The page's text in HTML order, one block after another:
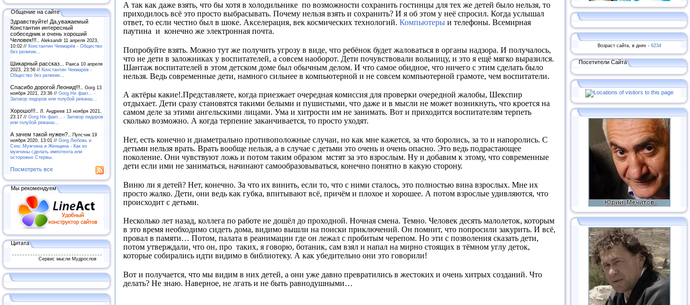
Общение на сайте
Здравствуйте! Да,уважаемый
Константин интересный
собеседник и очень хороший
Человек!!!.. Aleksandr 11 апреля 2023,
10:02 // Константин Чекмарёв - Общество
без религии...
Шикарный рассказ... Раиса 10 апреля
2023, 23:56 // Константин Чекмарёв -
Общество без религии...
Спасибо дорогой Леонид!!!.. Gorg 13
ноября 2021, 23:36 // Gorg.Не факт... -
Заговор пидоров или голубой реванш…
Хорошо!!!..
Л. Андреев 13 ноября 2021,
23:17 // Gorg.Не факт... - Заговор пидоров
или голубой реванш…
А зачем такой нужен?.. Пупсчик 19
ноября 2020, 13:01 // Gorg.Любовь и
Секс.Мужчина и Женщина - Как из
мужчины сделать импотента или
осторожно Стервы.
Посмотреть все
Мы рекомендуем
Цитата
Сервис мысли Мудрослов
А так как даже взять, что бы хотя в холодильнике по возможности сохранить гостинцы для тех же детей было нельзя, то
приходилось всё это просто выбрасывать. Почему нельзя взять и сохранить? И я об этом у неё спросил. Когда услышал
ответ, то если честно был в шоке. Акселерация, век космических технологий. Компьютеры и телефоны. Всемирная
паутина и конечно же электронная почта.
Попробуйте взять. Можно тут же получить угрозу в виде, что ребёнок будет жаловаться в органы надзора. И получалось,
что не дети в заложниках у воспитателей, а совсем наоборот. Дети почувствовали вольницу, и это я ещё мягко выразился.
Шантаж воспитателей в этом детском доме был обычным делом. И что самое обидное, что ничего с этим сделать было
нельзя. Ведь современные дети, намного сильнее в компьютерной и не совсем компьютерной грамоте, чем воспитатели.
А актёры какие!.Представляете, когда приезжает очередная комиссия для проверки очередной жалобы, Шекспир
отдыхает. Дети сразу становятся такими белыми и пушистыми, что даже и в мысли не может возникнуть, что кроется на
самом деле за этими ангельскими лицами. Ума и хитрости им не занимать. Вот и приходится воспитателям терпеть
сколько возможно. А когда терпение заканчивается, то просто уходят.
Нет, есть конечно и диаметрально противоположные случаи, но как мне кажется, за что боролись, за то и напоролись. С
детьми нельзя врать. Врать вообще нельзя, а в случае с детьми это очень и очень опасно. Это ведь подрастающее
поколение. Они чувствуют ложь и потом таким образом мстят за это взрослым. Ну и добавим к этому, что современные
дети если ими не заниматься, начинают самообразовываться, конечно понятно в какую сторону.
Виню ли я детей? Нет, конечно. За что их винить, если то, что с ними сталось, это полностью вина взрослых. Мне их
просто жалко. Дети, они ведь как губка, впитывают всё, причём и плохое и хорошее. А потом взрослые удивляются, что
происходит с детьми.
Несколько лет назад, коллега по работе не дошёл до проходной. Ночная смена. Темно. Человек десять малолеток, которым
в это время необходимо сидеть дома, видимо вышли на поиски приключений. Он помнит, что попросили закурить. И всё,
провал в памяти… Потом, палата в реанимации где он лежал с пробитым черепом. Но эти с позволения сказать дети,
потом утверждали, что он, про таких, я говорю, ботаник, сам взял и напал на мирно стоящих в тёмном углу деток,
которые собирались идти видимо в библиотеку. А как убедительно они это говорили!
Вот и получается, что мы видим в них детей, а они уже давно превратились в жестоких и очень хитрых созданий. Что
делать? Не знаю. Наверное, не лгать и не быть равнодушными…
Возраст сайта, в днях - 6234
Посетители Сайта